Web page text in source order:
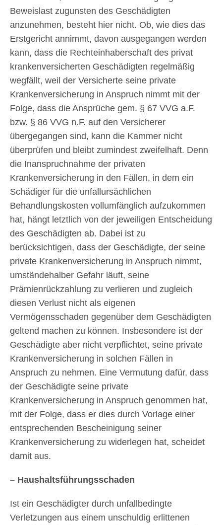
Beweislast zugunsten des Geschädigten
anzunehmen, besteht hier nicht. Ob, wie dies das
Erstgericht annimmt, davon ausgegangen werden
kann, dass die Rechteinhaberschaft des privat
krankenversicherten Geschädigten regelmäßig
wegfällt, weil der Versicherte seine private
Krankenversicherung in Anspruch nimmt mit der
Folge, dass die Ansprüche gem. § 67 VVG a.F.
bzw. § 86 VVG n.F. auf den Versicherer
übergegangen sind, kann die Kammer nicht
überprüfen und bleibt zumindest zweifelhaft. Denn
die Inanspruchnahme der privaten
Krankenversicherung in den Fällen, in dem ein
Schädiger für die unfallursächlichen
Behandlungskosten vollumfänglich aufzukommen
hat, hängt letztlich von der jeweiligen Entscheidung
des Geschädigten ab. Dabei ist zu
berücksichtigen, dass der Geschädigte, der seine
private Krankenversicherung in Anspruch nimmt,
umständehalber Gefahr läuft, seine
Prämienrückzahlung zu verlieren und zugleich
diesen Verlust nicht als eigenen
Vermögensschaden gegenüber dem Geschädigten
geltend machen zu können. Insbesondere ist der
Geschädigte aber nicht verpflichtet, seine private
Krankenversicherung in solchen Fällen in
Anspruch zu nehmen. Eine Vermutung dafür, dass
der Geschädigte seine private
Krankenversicherung in Anspruch genommen hat,
mit der Folge, dass er dies durch Vorlage einer
entsprechenden Bescheinigung seiner
Krankenversicherung zu widerlegen hat, scheidet
damit aus.
– Haushaltsführungsschaden
Ist ein Geschädigter durch unfallbedingte
Verletzungen aus einem unschuldig erlittenen